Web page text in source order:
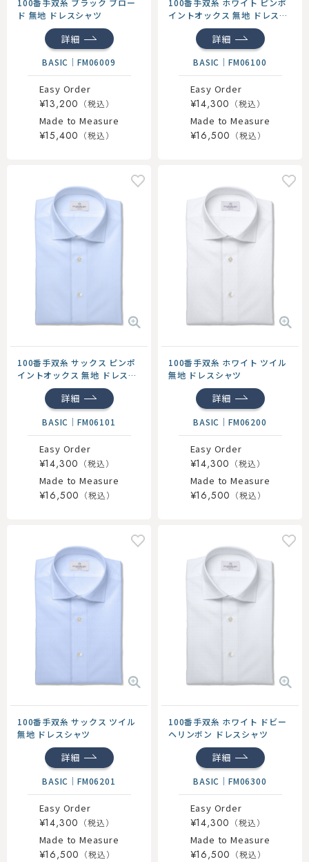
100番手双糸 ブラック ブロー
ド 無地 ドレスシャツ
詳細
BASIC ｜FM06009
Easy Order
¥13,200
Made to Measure
¥15,400
100番手双糸 ホワイト ピンポ
イントオックス 無地 ドレスシ
詳細
BASIC ｜FM06100
Easy Order
¥14,300
Made to Measure
¥16,500
100番手双糸 サックス ピンポ
イントオックス 無地 ドレスシ
詳細
BASIC ｜FM06101
Easy Order
¥14,300
Made to Measure
¥16,500
100番手双糸 ホワイト ツイル
無地 ドレスシャツ
詳細
BASIC ｜FM06200
Easy Order
¥14,300
Made to Measure
¥16,500
100番手双糸 サックス ツイル
無地 ドレスシャツ
詳細
BASIC ｜FM06201
Easy Order
¥14,300
Made to Measure
¥16,500
100番手双糸 ホワイト ドビー
ヘリンボン ドレスシャツ
詳細
BASIC ｜FM06300
Easy Order
¥14,300
Made to Measure
¥16,500